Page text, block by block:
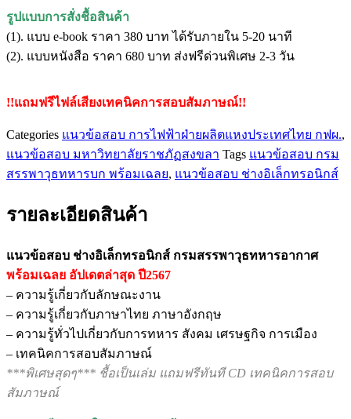
ชิ้น
รูปแบบการสั่งชื้อสินค้า
(1). แบบ e-book ราคา 380 บาท ได้รับภายใน 5-20 นาที
(2). แบบหนังสือ ราคา 680 บาท ส่งฟรีด่วนพิเศษ 2-3 วัน
!!แถมฟรีไฟล์เสียงเทคนิคการสอบสัมภาษณ์!!
Categories แนวข้อสอบ การไฟฟ้าฝ่ายผลิตแหงประเทศไทย กฟผ.,
แนวข้อสอบ มหาวิทยาลัยราชภัฏสงขลา Tags แนวข้อสอบ กรม
สรรพาวุธทหารบก พร้อมเฉลย, แนวข้อสอบ ช่างอิเล็กทรอนิกส์
รายละเอียดสินค้า
แนวข้อสอบ ช่างอิเล็กทรอนิกส์ กรมสรรพาวุธทหารอากาศ
พร้อมเฉลย อัปเดตล่าสุด ปี2567
– ความรู้เกี่ยวกับลักษณะงาน
– ความรู้เกี่ยวกับภาษาไทย ภาษาอังกฤษ
– ความรู้ทั่วไปเกี่ยวกับการทหาร สังคม เศรษฐกิจ การเมือง
– เทคนิคการสอบสัมภาษณ์
***พิเศษสุดๆ*** ชื้อเป็นเล่ม แถมฟรีทันที CD เทคนิคการสอบ
สัมภาษณ์